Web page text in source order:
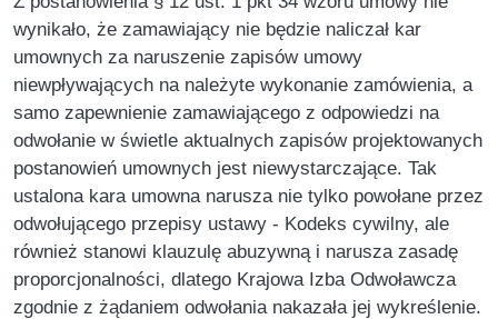
wynikało, że zamawiający nie będzie naliczał kar
umownych za naruszenie zapisów umowy
niewpływających na należyte wykonanie zamówienia, a
samo zapewnienie zamawiającego z odpowiedzi na
odwołanie w świetle aktualnych zapisów projektowanych
postanowień umownych jest niewystarczające. Tak
ustalona kara umowna narusza nie tylko powołane przez
odwołującego przepisy ustawy - Kodeks cywilny, ale
również stanowi klauzulę abuzywną i narusza zasadę
proporcjonalności, dlatego Krajowa Izba Odwoławcza
zgodnie z żądaniem odwołania nakazała jej wykreślenie.